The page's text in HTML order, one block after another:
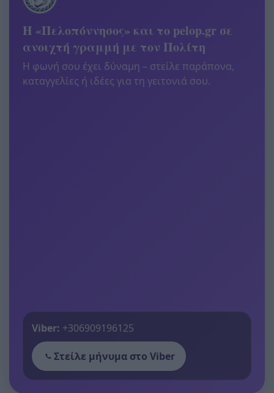
Η «Πελοπόννησος» και το pelop.gr σε
ανοιχτή γραμμή με τον Πολίτη
Η φωνή σου έχει δύναμη – στείλε παράπονα,
καταγγελίες ή ιδέες για τη γειτονιά σου.
Viber: +306909196125
Στείλε μήνυμα στο Viber